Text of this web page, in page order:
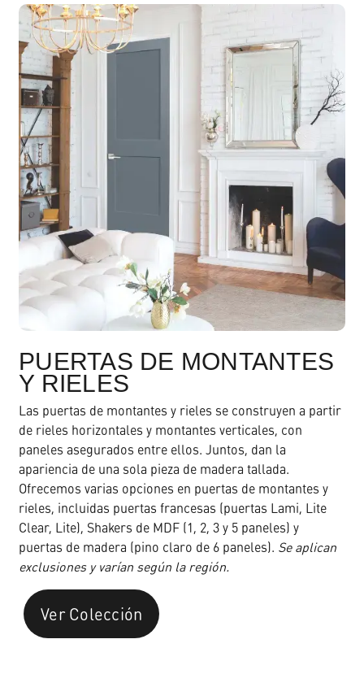
PUERTAS DE MONTANTES
Y RIELES
Las puertas de montantes y rieles se construyen a partir
de rieles horizontales y montantes verticales, con
paneles asegurados entre ellos. Juntos, dan la
apariencia de una sola pieza de madera tallada.
Ofrecemos varias opciones en puertas de montantes y
rieles, incluidas puertas francesas (puertas Lami, Lite
Clear, Lite), Shakers de MDF (1, 2, 3 y 5 paneles) y
puertas de madera (pino claro de 6 paneles). Se aplican
exclusiones y varían según la región.
Ver Colección